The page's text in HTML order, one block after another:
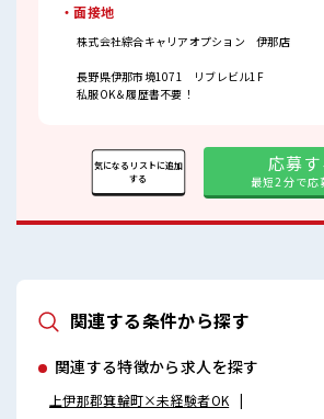
・面接地
株式会社綜合キャリアオプション 伊那店
長野県伊那市境1071 リブレビル1F
私服OK＆履歴書不要！
応募す
最短2分で応
気になるリストに追加
する
関連する条件から探す
関連する特徴から求人を探す
上伊那郡箕輪町×未経験者OK